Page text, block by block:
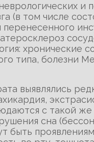
и
(в том числе
хронические
типа, болезни
выявлялись
с такой
сна
быть